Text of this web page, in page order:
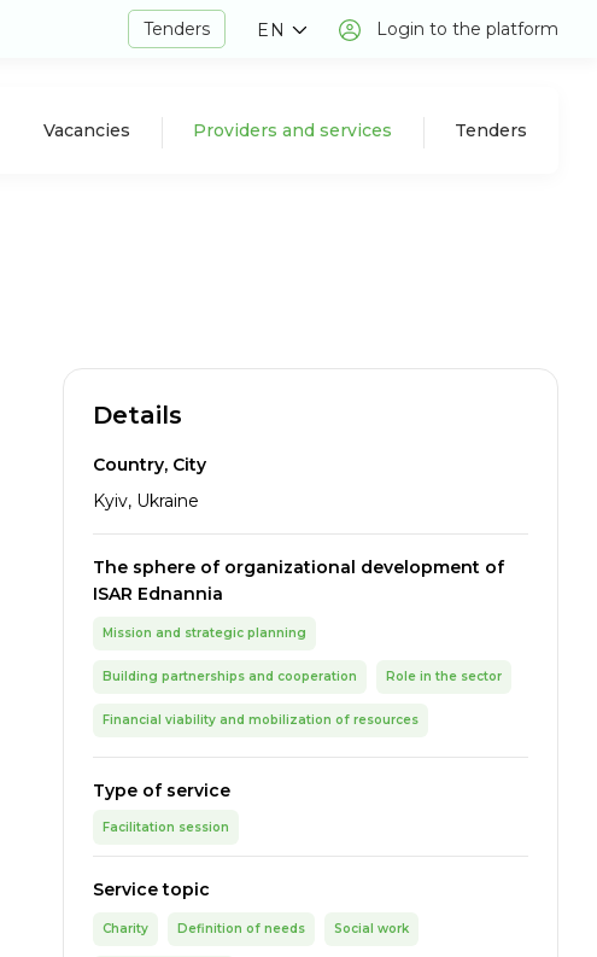
Tenders EN Login to the platform
Vacancies Providers and services Tenders
Details
Country, City
Kyiv, Ukraine
The sphere of organizational development of
ISAR Ednannia
Mission and strategic planning
Building partnerships and cooperation Role in the sector
Financial viability and mobilization of resources
Type of service
Facilitation session
Service topic
Charity Definition of needs Social work